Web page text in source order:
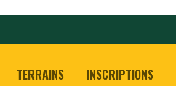
TERRAINS INSCRIPTIONS